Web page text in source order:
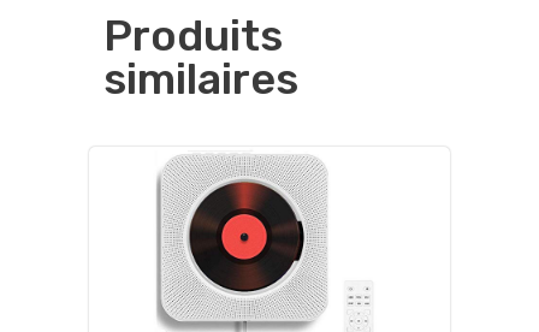
Produits
similaires